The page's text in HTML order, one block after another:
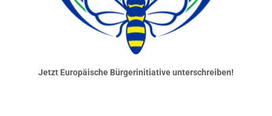
Jetzt Europäische Bürgerinitiative unterschreiben!